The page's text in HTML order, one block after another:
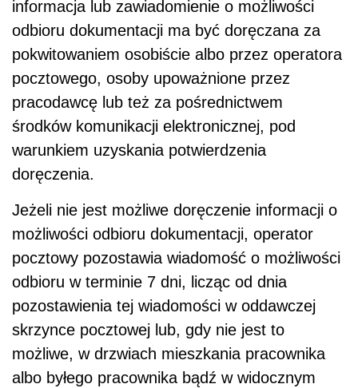
informacja lub zawiadomienie o możliwości
odbioru dokumentacji ma być doręczana za
pokwitowaniem osobiście albo przez operatora
pocztowego, osoby upoważnione przez
pracodawcę lub też za pośrednictwem
środków komunikacji elektronicznej, pod
warunkiem uzyskania potwierdzenia
doręczenia.
Jeżeli nie jest możliwe doręczenie informacji o
możliwości odbioru dokumentacji, operator
pocztowy pozostawia wiadomość o możliwości
odbioru w terminie 7 dni, licząc od dnia
pozostawienia tej wiadomości w oddawczej
skrzynce pocztowej lub, gdy nie jest to
możliwe, w drzwiach mieszkania pracownika
albo byłego pracownika bądź w widocznym